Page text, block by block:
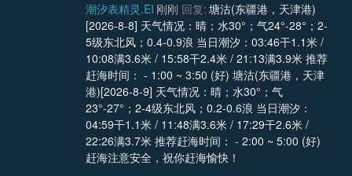
潮汐表精灵.EI 刚刚 回复: 塘沽(东疆港，天津港)
[2026-8-8] 天气情况：晴；水30°；气24°-28°；2-
5级东北风；0.4-0.9浪 当日潮汐：03:46干1.1米 /
10:08满3.6米 / 15:58干2.4米 / 21:13满3.9米 推荐
赶海时间： - 1:00 ~ 3:50 (好) 塘沽(东疆港，天津
港)[2026-8-9] 天气情况：晴；水30°；气
23°-27°；2-4级东北风；0.2-0.6浪 当日潮汐：
04:59干1.1米 / 11:48满3.6米 / 17:29干2.6米 /
22:26满3.7米 推荐赶海时间： - 2:00 ~ 5:00 (好)
赶海注意安全，祝你赶海愉快！